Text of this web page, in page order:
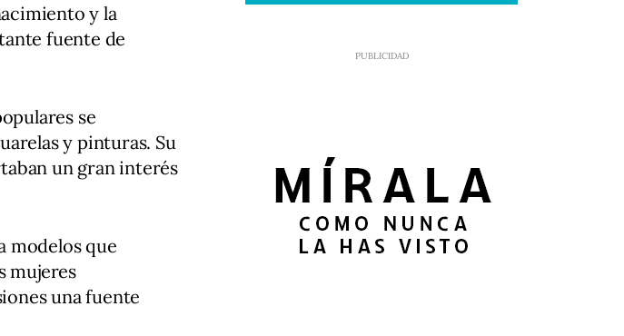
y la
fuente de
se
y pinturas. Su
un gran interés
modelos que
mujeres
una fuente